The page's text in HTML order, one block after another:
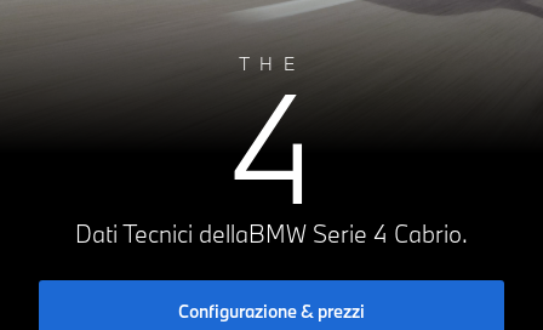
THE
4
Dati Tecnici dellaBMW Serie 4 Cabrio.
Configurazione & prezzi